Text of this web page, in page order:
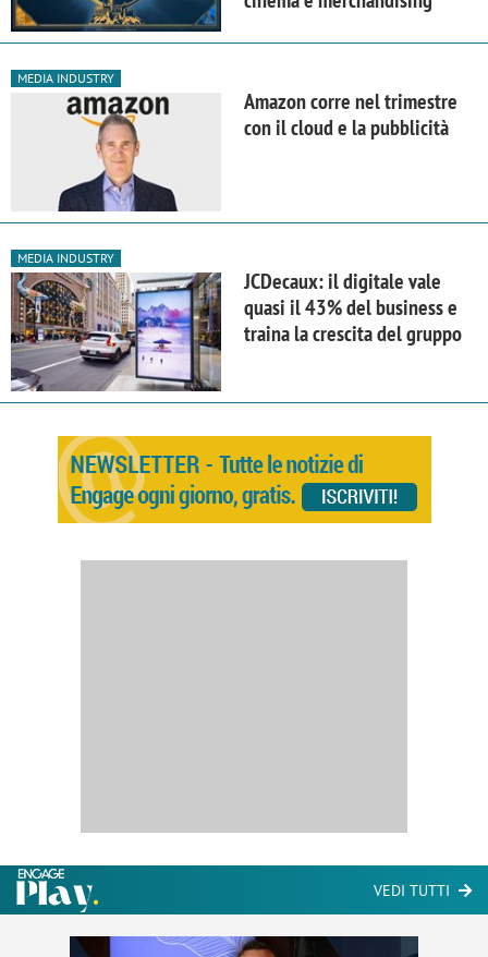
MEDIA INDUSTRY
Amazon corre nel trimestre
con il cloud e la pubblicità
MEDIA INDUSTRY
JCDecaux: il digitale vale
quasi il 43% del business e
traina la crescita del gruppo
VEDI TUTTI